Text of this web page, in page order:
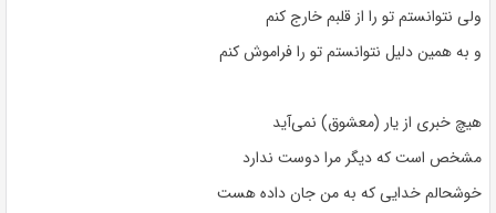
ولی نتوانستم تو را از قلبم خارج کنم
و به همین دلیل نتوانستم تو را فراموش کنم
هیچ خبری از یار (معشوق) نمی‌آید
مشخص است که دیگر مرا دوست ندارد
خوشحالم خدایی که به من جان داده هست